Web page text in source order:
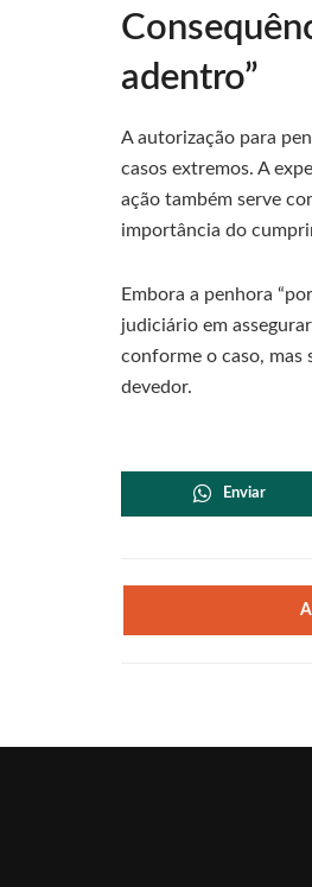
adentro”
A autorização para
casos extremos. A
ação também serve
importância do
Embora a penhora
judiciário em
conforme o caso, mas
devedor.
Enviar